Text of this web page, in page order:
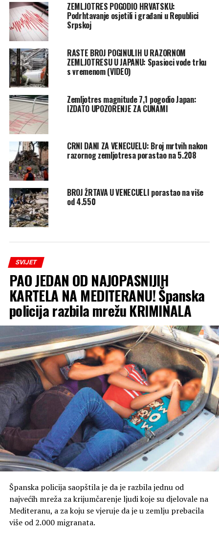
ZEMLJOTRES POGODIO HRVATSKU:
Podrhtavanje osjetili i građani u Republici
Srpskoj
RASTE BROJ POGINULIH U RAZORNOM
ZEMLJOTRESU U JAPANU: Spasioci vode trku
s vremenom (VIDEO)
Zemljotres magnitude 7,1 pogodio Japan:
IZDATO UPOZORENJE ZA CUNAMI
CRNI DANI ZA VENECUELU: Broj mrtvih nakon
razornog zemljotresa porastao na 5.208
BROJ ŽRTAVA U VENECUELI porastao na više
od 4.550
SVIJET
PAO JEDAN OD NAJOPASNIJIH
KARTELA NA MEDITERANU! Španska
policija razbila mrežu KRIMINALA
Španska policija saopštila je da je razbila jednu od
najvećih mreža za krijumčarenje ljudi koje su djelovale na
Mediteranu, a za koju se vjeruje da je u zemlju prebacila
više od 2.000 migranata.